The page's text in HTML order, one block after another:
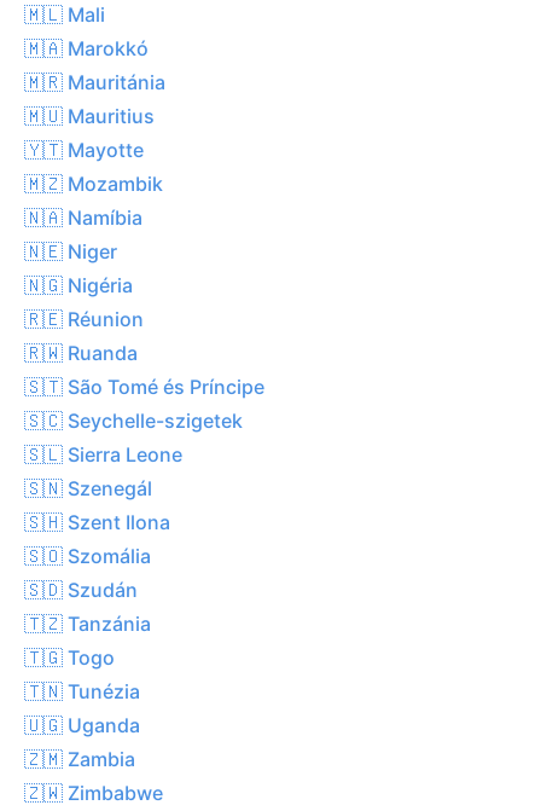
🇲🇱 Mali
🇲🇦 Marokkó
🇲🇷 Mauritánia
🇲🇺 Mauritius
🇾🇹 Mayotte
🇲🇿 Mozambik
🇳🇦 Namíbia
🇳🇪 Niger
🇳🇬 Nigéria
🇷🇪 Réunion
🇷🇼 Ruanda
🇸🇹 São Tomé és Príncipe
🇸🇨 Seychelle-szigetek
🇸🇱 Sierra Leone
🇸🇳 Szenegál
🇸🇭 Szent Ilona
🇸🇴 Szomália
🇸🇩 Szudán
🇹🇿 Tanzánia
🇹🇬 Togo
🇹🇳 Tunézia
🇺🇬 Uganda
🇿🇲 Zambia
🇿🇼 Zimbabwe